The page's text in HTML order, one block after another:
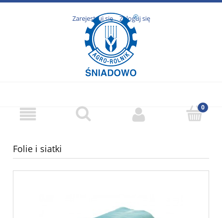
Zarejestruj się Zaloguj się
Folie i siatki